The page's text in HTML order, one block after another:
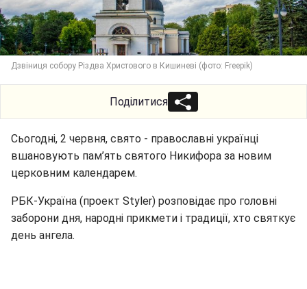
Дзвіниця собору Різдва Христового в Кишиневі (фото: Freepik)
Поділитися
Сьогодні, 2 червня, свято - православні українці
вшановують пам’ять святого Никифора за новим
церковним календарем.
РБК-Україна (проект Styler) розповідає про головні
заборони дня, народні прикмети і традиції, хто святкує
день ангела.